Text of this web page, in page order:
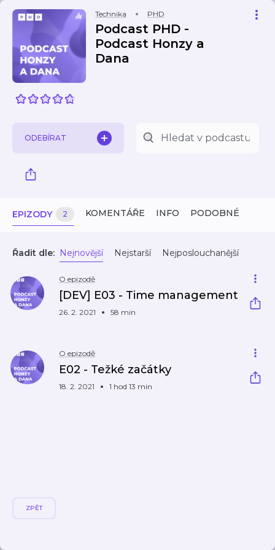
Technika PHD
Podcast PHD -
Podcast Honzy a
Dana
ODEBÍRAT
EPIZODY 2 KOMENTÁŘE INFO PODOBNÉ
Řadit dle: Nejnovější Nejstarší Nejposlouchanější
O epizodě
[DEV] E03 - Time management
26. 2. 2021 58 min
O epizodě
E02 - Težké začátky
18. 2. 2021 1 hod 13 min
ZPĚT